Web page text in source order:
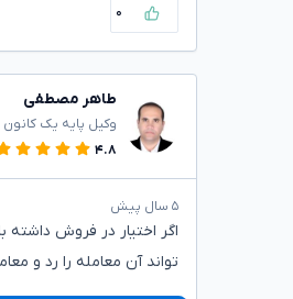
۰
طاهر مصطفی
وکیل پایه یک کانون
۴.۸
۵ سال پیش
اگر اختیار در فروش
تواند آن معامله را رد و